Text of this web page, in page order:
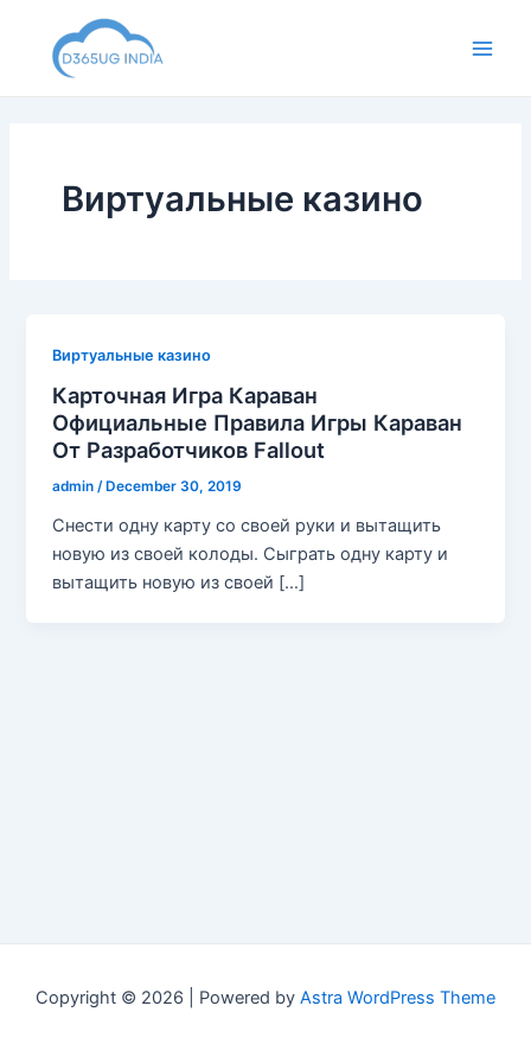
content
Виртуальные казино
Виртуальные казино
Карточная Игра Караван
Официальные Правила Игры Караван
От Разработчиков Fallout
admin/ December 30, 2019
Снести одну карту со своей руки и вытащить
новую из своей колоды. Сыграть одну карту и
вытащить новую из своей […]
Copyright © 2026 | Powered by Astra WordPress Theme